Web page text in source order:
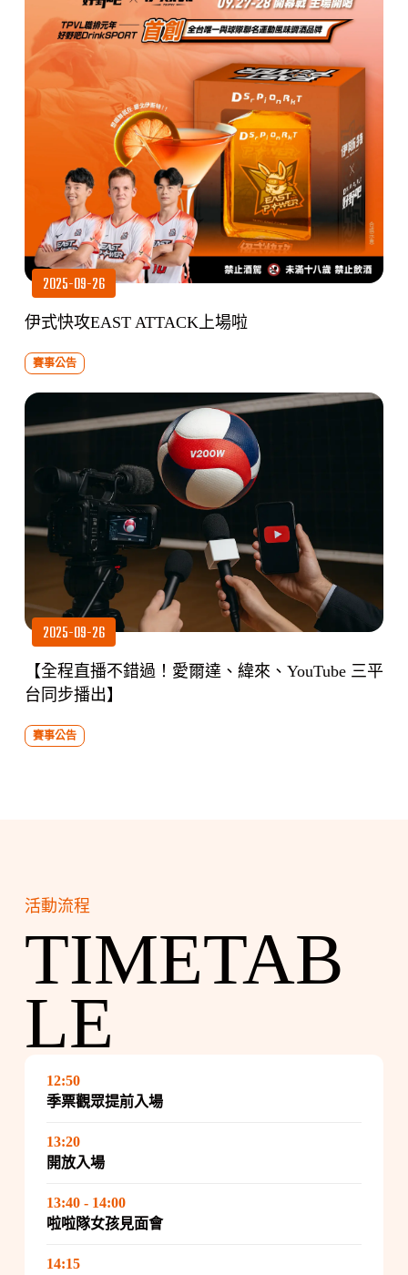
2025-09-26
伊式快攻EAST ATTACK上場啦
賽事公告
2025-09-26
【全程直播不錯過！愛爾達、緯來、YouTube 三平
台同步播出】
賽事公告
活動流程
TIMETAB
LE
12:50
季票觀眾提前入場
13:20
開放入場
13:40 - 14:00
啦啦隊女孩見面會
14:15